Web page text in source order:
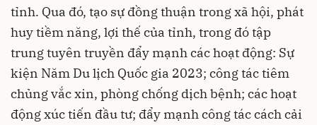
tỉnh. Qua đó, tạo sự đồng thuận trong xã hội, phát
huy tiềm năng, lợi thế của tỉnh, trong đó tập
trung tuyên truyền đẩy mạnh các hoạt động: Sự
kiện Năm Du lịch Quốc gia 2023; công tác tiêm
chủng vắc xin, phòng chống dịch bệnh; các hoạt
động xúc tiến đầu tư; đẩy mạnh công tác cách cải